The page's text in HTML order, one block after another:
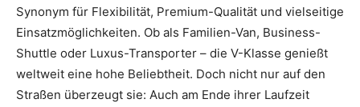
Synonym für Flexibilität, Premium-Qualität und vielseitige
Einsatzmöglichkeiten. Ob als Familien-Van, Business-
Shuttle oder Luxus-Transporter – die V-Klasse genießt
weltweit eine hohe Beliebtheit. Doch nicht nur auf den
Straßen überzeugt sie: Auch am Ende ihrer Laufzeit